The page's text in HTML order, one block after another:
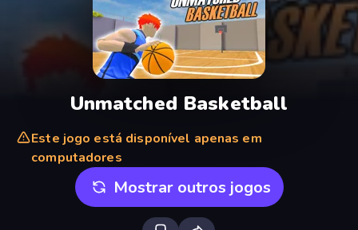
Unmatched Basketball
Este jogo está disponível apenas em
computadores
Mostrar outros jogos